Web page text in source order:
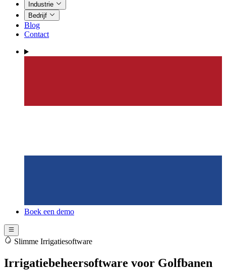
Industrie
Bedrijf
Blog
Contact
Boek een demo
Slimme Irrigatiesoftware
Irrigatiebeheersoftware voor Golfbanen